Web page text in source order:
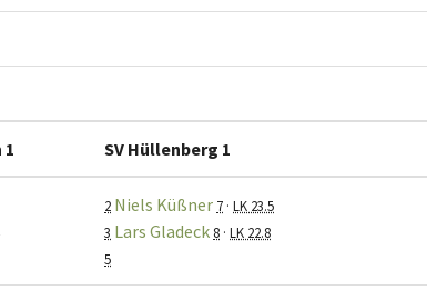
1 SV Hüllenberg 1
2 Niels Küßner 7 · LK 23.5
3 Lars Gladeck 8 · LK 22.8
5